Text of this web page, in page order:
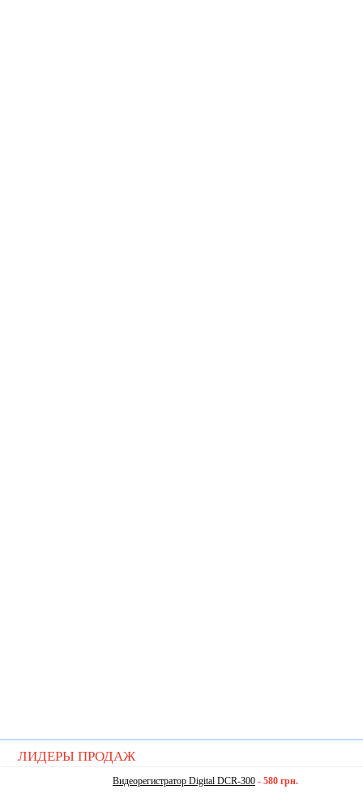
ЛИДЕРЫ ПРОДАЖ
Видеорегистратор Digital DCR-300 - 580 грн.